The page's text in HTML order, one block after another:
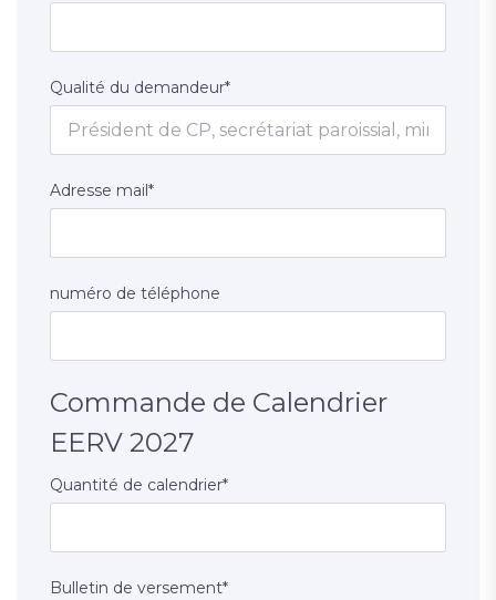
Qualité du demandeur*
Adresse mail*
numéro de téléphone
Commande de Calendrier
EERV 2027
Quantité de calendrier*
Bulletin de versement*